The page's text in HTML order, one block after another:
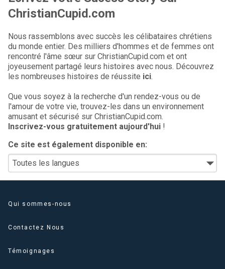
ChristianCupid.com
Nous rassemblons avec succès les célibataires chrétiens
du monde entier. Des milliers d'hommes et de femmes ont
rencontré l'âme sœur sur ChristianCupid.com et ont
joyeusement partagé leurs histoires avec nous. Découvrez
les nombreuses histoires de réussite ici.
Que vous soyez à la recherche d'un rendez-vous ou de
l'amour de votre vie, trouvez-les dans un environnement
amusant et sécurisé sur ChristianCupid.com.
Inscrivez-vous gratuitement aujourd'hui !
Ce site est également disponible en:
Qui sommes-nous
Contactez Nous
Témoignages